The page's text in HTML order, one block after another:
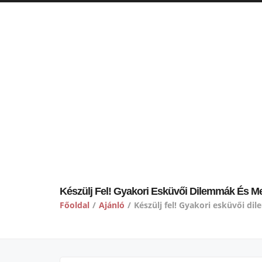
Készülj Fel! Gyakori Esküvői Dilemmák És
Főoldal / Ajánló / Készülj fel! Gyakori esküvői